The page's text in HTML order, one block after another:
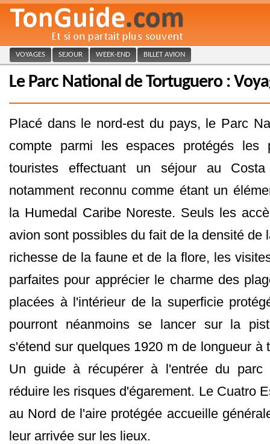
VOYAGES SEJOUR WEEK-END BILLET AVION
Le Parc National de Tortuguero :
Placé dans le nord-est du pays, le Parc
compte parmi les espaces protégés
touristes effectuant un séjour au
notamment reconnu comme étant un
la Humedal Caribe Noreste. Seuls les
avion sont possibles du fait de la densité de
richesse de la faune et de la flore, les
parfaites pour apprécier le charme des
placées à l'intérieur de la superficie
pourront néanmoins se lancer sur la
s'étend sur quelques 1920 m de longueur à
Un guide à récupérer à l'entrée du parc
réduire les risques d'égarement. Le Cuatro
au Nord de l'aire protégée accueille
leur arrivée sur les lieux.